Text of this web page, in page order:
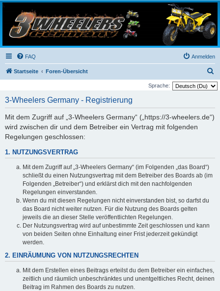
3-Wheelers Germany
Honda, Yamaha, Kawasaki Trike
FAQ Anmelden
Startseite Foren-Übersicht
u
Sprache:
3-Wheelers Germany - Registrierung
Mit dem Zugriff auf „3-Wheelers Germany“ („https://3-wheelers.de“)
wird zwischen dir und dem Betreiber ein Vertrag mit folgenden
Regelungen geschlossen:
1. NUTZUNGSVERTRAG
Mit dem Zugriff auf „3-Wheelers Germany“ (im Folgenden „das Board“)
schließt du einen Nutzungsvertrag mit dem Betreiber des Boards ab (im
Folgenden „Betreiber“) und erklärst dich mit den nachfolgenden
Regelungen einverstanden.
Wenn du mit diesen Regelungen nicht einverstanden bist, so darfst du
das Board nicht weiter nutzen. Für die Nutzung des Boards gelten
jeweils die an dieser Stelle veröffentlichten Regelungen.
Der Nutzungsvertrag wird auf unbestimmte Zeit geschlossen und kann
von beiden Seiten ohne Einhaltung einer Frist jederzeit gekündigt
werden.
2. EINRÄUMUNG VON NUTZUNGSRECHTEN
Mit dem Erstellen eines Beitrags erteilst du dem Betreiber ein einfaches,
zeitlich und räumlich unbeschränktes und unentgeltliches Recht, deinen
Beitrag im Rahmen des Boards zu nutzen.